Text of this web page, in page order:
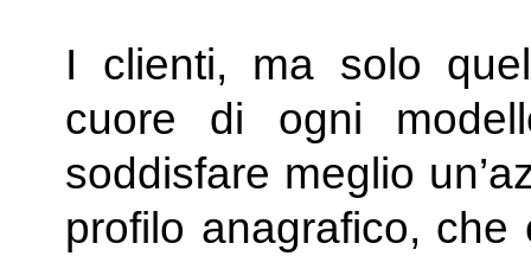
I clienti, ma solo
cuore di ogni
soddisfare meglio
profilo anagrafico,